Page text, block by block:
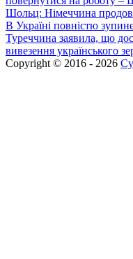
Шольц: Німеччина
В Україні повністю
Туреччина заявила, що
вивезення українського
Copyright © 2016 - 2026